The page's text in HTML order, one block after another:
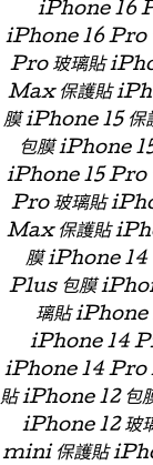
iPhone 16
iPhone 16 Pro
Pro 玻璃貼
Max 保護貼
膜 iPhone 15
包膜 iPhone
iPhone 15 Pro
Pro 玻璃貼
Max 保護貼
膜 iPhone 14
Plus 包膜
璃貼 iPhone
iPhone 14
iPhone 14 Pro
貼 iPhone 12 包
iPhone 12 玻
mini 保護貼